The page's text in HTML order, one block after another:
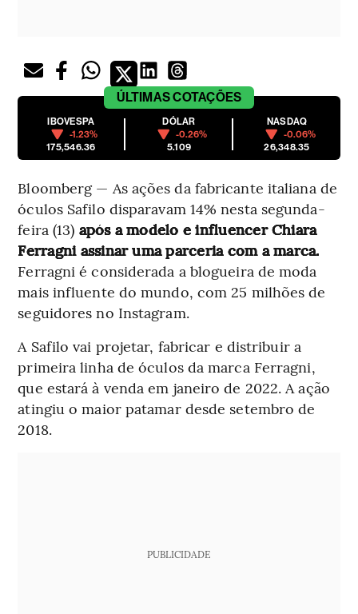
ÚLTIMASCOTAÇÕES
IBOVESPA
-1.23%
175,546.36
DÓLAR
-0.26%
5.109
NASDAQ
-0.06%
26,348.35
Bloomberg — As ações da fabricante italiana de
óculos Safilo disparavam 14% nesta segunda-
feira (13) após a modelo e influencer Chiara
Ferragni assinar uma parceria com a marca.
Ferragni é considerada a blogueira de moda
mais influente do mundo, com 25 milhões de
seguidores no Instagram.
A Safilo vai projetar, fabricar e distribuir a
primeira linha de óculos da marca Ferragni,
que estará à venda em janeiro de 2022. A ação
atingiu o maior patamar desde setembro de
2018.
PUBLICIDADE